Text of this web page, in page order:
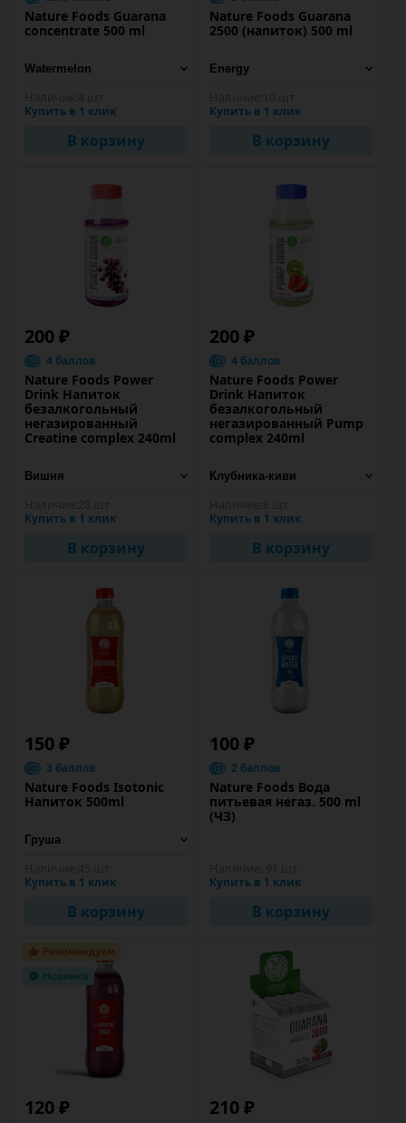
Nature Foods Guarana
concentrate 500 ml
Купить в 1 клик
В корзину
Nature Foods Guarana
2500 (напиток) 500 ml
Купить в 1 клик
В корзину
200 ₽
4 баллов
Nature Foods Power
Drink Напиток
безалкогольный
негазированный
Creatine complex 240ml
Купить в 1 клик
В корзину
200 ₽
4 баллов
Nature Foods Power
Drink Напиток
безалкогольный
негазированный Pump
complex 240ml
Купить в 1 клик
В корзину
150 ₽
3 баллов
Nature Foods Isotonic
Напиток 500ml
Купить в 1 клик
В корзину
100 ₽
2 баллов
Nature Foods Вода
питьевая негаз. 500 ml
(ЧЗ)
Купить в 1 клик
В корзину
120 ₽ 210 ₽